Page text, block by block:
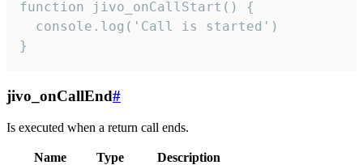
function jivo_onCallStart() {
  console.log('Call is started')
}
jivo_onCallEnd#
Is executed when a return call ends.
Name Type
Description